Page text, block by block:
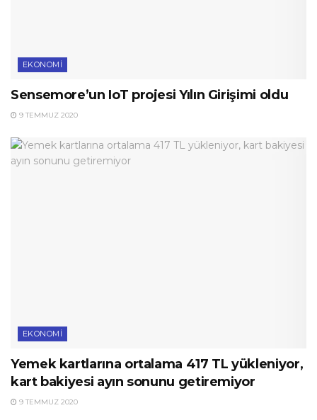
EKONOMI
Sensemore’un IoT projesi Yılın Girişimi oldu
9 TEMMUZ 2020
EKONOMI
Yemek kartlarına ortalama 417 TL yükleniyor,
kart bakiyesi ayın sonunu getiremiyor
9 TEMMUZ 2020